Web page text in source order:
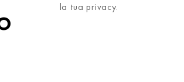
la tua privacy.